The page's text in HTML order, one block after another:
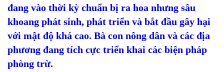
đang vào thời kỳ chuẩn bị ra hoa nhưng sâu
khoang phát sinh, phát triển và bắt đầu gây hại
với mật độ khá cao. Bà con nông dân và các địa
phương đang tích cực triển khai các biện pháp
phòng trừ.